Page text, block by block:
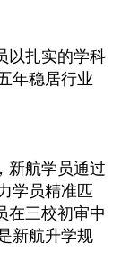
扎实的学科
年稳居行业
航学员通过
学员精准匹
在三校初审中
新航升学规